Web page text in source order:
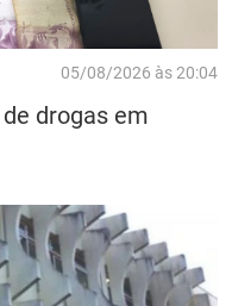
05/08/2026 às 20:04
drogas em